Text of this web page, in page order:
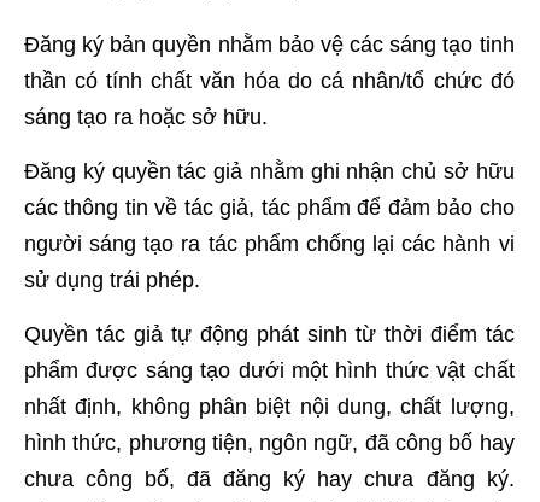
Đăng ký bản quyền nhằm bảo vệ các sáng tạo tinh
thần có tính chất văn hóa do cá nhân/tổ chức đó
sáng tạo ra hoặc sở hữu.
Đăng ký quyền tác giả nhằm ghi nhận chủ sở hữu
các thông tin về tác giả, tác phẩm để đảm bảo cho
người sáng tạo ra tác phẩm chống lại các hành vi
sử dụng trái phép.
Quyền tác giả tự động phát sinh từ thời điểm tác
phẩm được sáng tạo dưới một hình thức vật chất
nhất định, không phân biệt nội dung, chất lượng,
hình thức, phương tiện, ngôn ngữ, đã công bố hay
chưa công bố, đã đăng ký hay chưa đăng ký.